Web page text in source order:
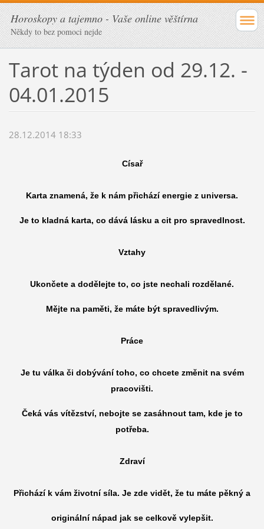
Horoskopy a tajemno - Vaše online věštírna
Někdy to bez pomoci nejde
Tarot na týden od 29.12. -
04.01.2015
28.12.2014 18:33
Císař
Karta znamená, že k nám přichází energie z universa.
Je to kladná karta, co dává lásku a cit pro spravedlnost.
Vztahy
Ukončete a dodělejte to, co jste nechali rozdělané.
Mějte na paměti, že máte být spravedlivým.
Práce
Je tu válka či dobývání toho, co chcete změnit na svém
pracovišti.
Čeká vás vítězství, nebojte se zasáhnout tam, kde je to
potřeba.
Zdraví
Přichází k vám životní síla. Je zde vidět, že tu máte pěkný a
originální nápad jak se celkově vylepšit.